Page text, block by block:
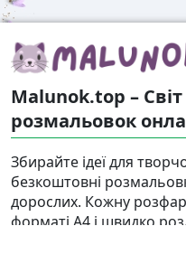
Malunok.top –
розмальовок
Збирайте ідеї для
безкоштовні
дорослих. Кожну
форматі А4 і швидко